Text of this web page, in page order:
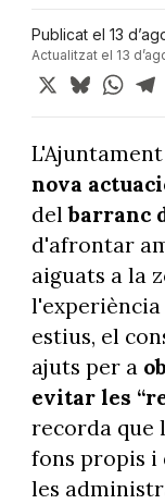
Publicat el 13
Actualitzat el 13
X Bluesky
nova
delbarranc
d'afrontar
aiguats a la
l'experiència
estius, el
ajuts per a
evitar les
recorda que
fons propis i
les